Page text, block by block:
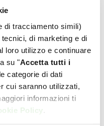
di tracciamento simili)
di marketing e di
loro utilizzo e continuare
su "Accetta tutti i
categorie di dati
cui saranno utilizzati,
informazioni ti
Policy
ANIMAL
• Adult
Mini Maiale
completo per
adulti di taglia
di un anno o più